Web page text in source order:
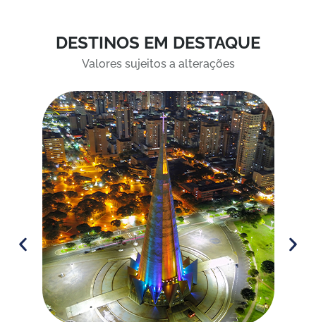
DESTINOS EM DESTAQUE
Valores sujeitos a alterações